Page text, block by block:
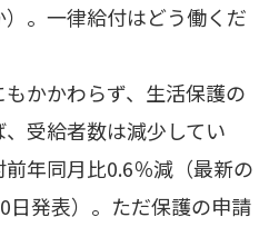
）。一律給付はどう働くだ
かかわらず、生活保護の
受給者数は減少してい
年同月比0.6％減（最新の
日発表）。ただ保護の申請